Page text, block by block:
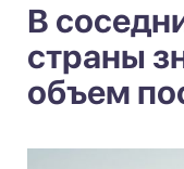
В
страны
объем